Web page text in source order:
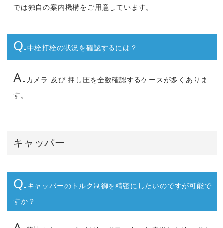
では独自の案内機構をご用意しています。
Q.中栓打栓の状況を確認するには？
A. カメラ 及び 押し圧を全数確認するケースが多くありま
す。
キャッパー
Q. キャッパーのトルク制御を精密にしたいのですが可能で
すか？